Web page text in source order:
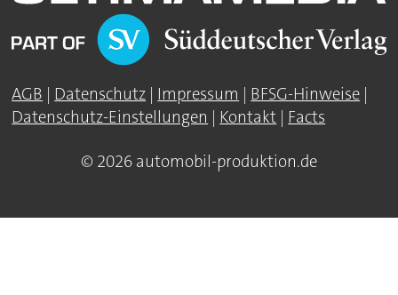
AGB | Datenschutz | Impressum | BFSG-Hinweise |
Datenschutz-Einstellungen | Kontakt | Facts
© 2026 automobil-produktion.de